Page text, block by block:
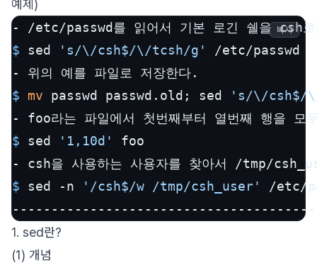
예제)
$ sed 's/\/csh$/\/tcsh/g'
/etc/passwd
$ mv passwd passwd.old; sed 's/\/csh$/
$ sed '1,10d' foo
$ sed -n '/csh$/w /tmp/csh_user' /etc/
복사
1. sed란?
(1) 개념